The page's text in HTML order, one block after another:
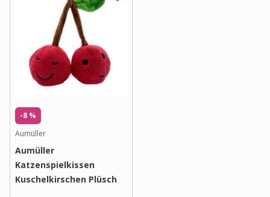
-8 %
Aumüller
Aumüller
Katzenspielkissen
Kuschelkirschen Plüsch